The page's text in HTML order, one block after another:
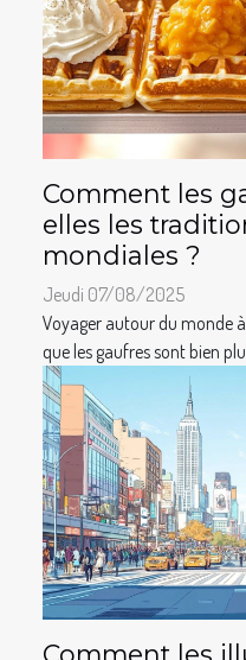
Comment les
elles les
mondiales ?
Jeudi 07/08/2025
Voyager autour du monde
que les gaufres sont bien plus